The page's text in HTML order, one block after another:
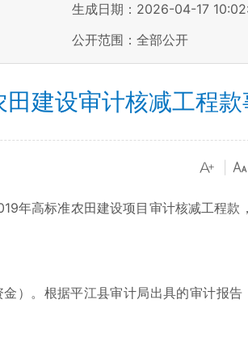
生成日期：2026-04-17
公开范围：全部公开
建设审计核减工程
年高标准农田建设项目审计核减工程款
）。根据平江县审计局出具的审计报